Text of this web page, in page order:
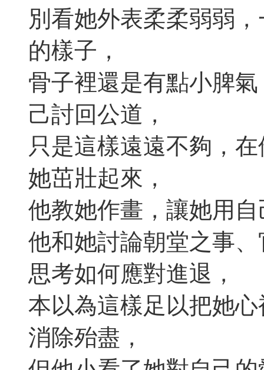
別看她外表柔柔弱弱
的樣子，
骨子裡還是有點小脾
己討回公道，
只是這樣遠遠不夠，
她茁壯起來，
他教她作畫，讓她用
他和她討論朝堂之事
思考如何應對進退，
本以為這樣足以把她
消除殆盡，